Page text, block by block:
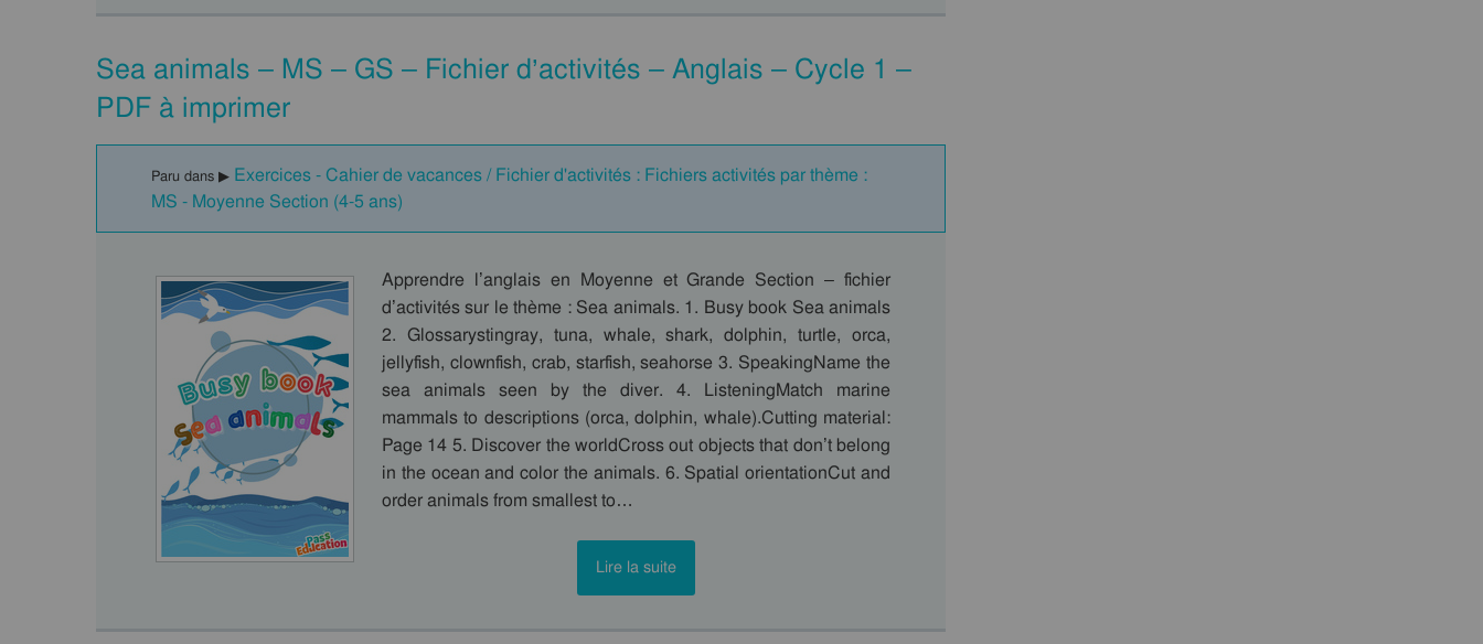
Sea animals – MS – GS – Fichier d’activités – Anglais – Cycle 1 –
PDF à imprimer
Paru dans ▶ Exercices - Cahier de vacances / Fichier d'activités : Fichiers activités par thème :
MS - Moyenne Section (4-5 ans)
Apprendre l’anglais en Moyenne et Grande Section – fichier
d’activités sur le thème : Sea animals. 1. Busy book Sea animals
2. Glossarystingray, tuna, whale, shark, dolphin, turtle, orca,
jellyfish, clownfish, crab, starfish, seahorse 3. SpeakingName the
sea animals seen by the diver. 4. ListeningMatch marine
mammals to descriptions (orca, dolphin, whale).Cutting material:
Page 14 5. Discover the worldCross out objects that don’t belong
in the ocean and color the animals. 6. Spatial orientationCut and
order animals from smallest to…
Lire la suite